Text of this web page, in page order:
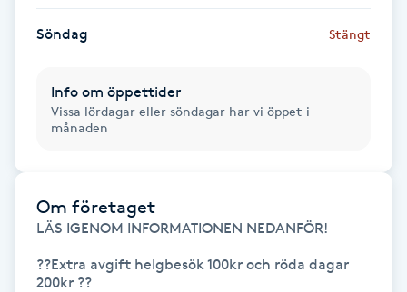
Hyaluronsyra
Hypnos
Hårborttagning
Hårbottenbehandling
Hårförlängning
Söndag Stängt
Info om öppettider
Vissa lördagar eller söndagar har vi öppet i
månaden
Om företaget
LÄS IGENOM INFORMATIONEN NEDANFÖR!
??Extra avgift helgbesök 100kr och röda dagar
200kr ??